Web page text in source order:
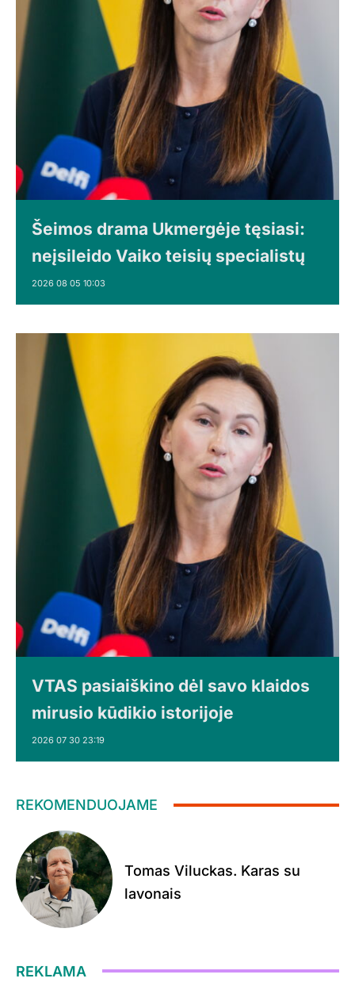
Šeimos drama Ukmergėje tęsiasi:
neįsileido Vaiko teisių specialistų
2026 08 05 10:03
VTAS pasiaiškino dėl savo klaidos
mirusio kūdikio istorijoje
2026 07 30 23:19
REKOMENDUOJAME
Tomas Viluckas. Karas su
lavonais
REKLAMA